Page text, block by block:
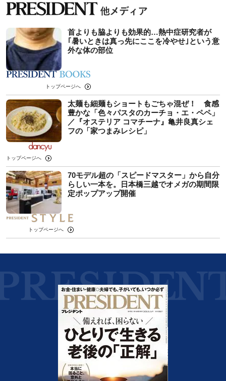
首よりも脇よりも効果的…熱中症研究者が
｢暑いときは真っ先にここを冷やせ｣という意
外な体の部位
トップページへ
太麺も細麺もショートもごちゃ混ぜ！ 食感
豊かな「色々パスタのカーチョ・エ・ペペ」
／『オステリア コマチーナ』亀井良真シェ
フの「家つまみレシピ」
トップページへ
70モデル超の「スピードマスター」から自分
らしい一本を。日本橋三越でオメガの期間限
定ポップアップ開催
トップページへ